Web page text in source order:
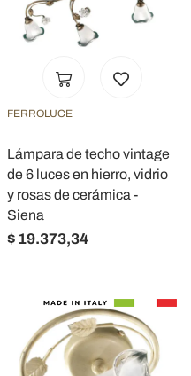
FERROLUCE
Lámpara de techo vintage
de 6 luces en hierro, vidrio
y rosas de cerámica -
Siena
$ 19.373,34